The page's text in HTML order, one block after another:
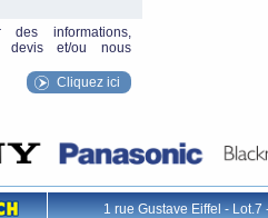
des informations,
devis et/ou nous
Cliquez ici
1 rue Gustave Eiffel -